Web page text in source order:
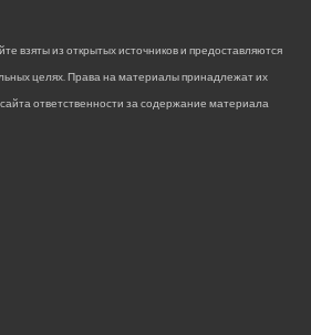
взяты из открытых источников и предоставляются
целях. Права на материалы принадлежат их
ответственности за содержание материала